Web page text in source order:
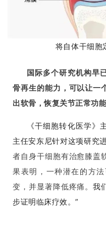
将自体干细胞
国际多个研究机构早
骨再生的能力，可以让一
出软骨，恢复关节正常功能
《干细胞转化医学》
主任安东尼针对这项研究
者自身干细胞有治愈膝盖
果表明，一种潜在的方法
变，并显著降低疼痛。我
步证明临床疗效。”